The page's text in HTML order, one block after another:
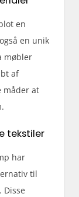
en
en unik
møbler
af
måder at
tekstiler
har
til
Disse